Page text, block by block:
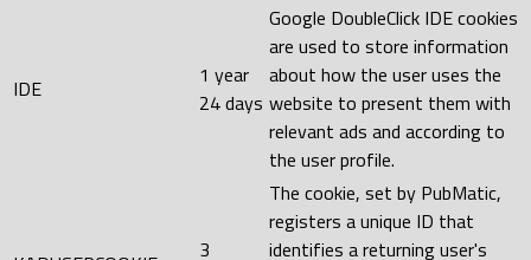
IDE
1 year
24 days
Google DoubleClick IDE cookies
are used to store information
about how the user uses the
website to present them with
relevant ads and according to
the user profile.
3
The cookie, set by PubMatic,
registers a unique ID that
identifies a returning user's